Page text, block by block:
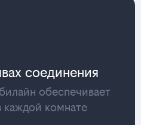
соединения
обеспечивает
каждой комнате